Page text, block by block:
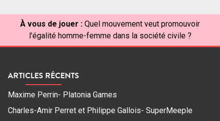
À vous de jouer : Quel mouvement veut promouvoir
l'égalité homme-femme dans la société civile ?
ARTICLES RÉCENTS
Maxime Perrin- Platonia Games
Charles-Amir Perret et Philippe Gallois- SuperMeeple